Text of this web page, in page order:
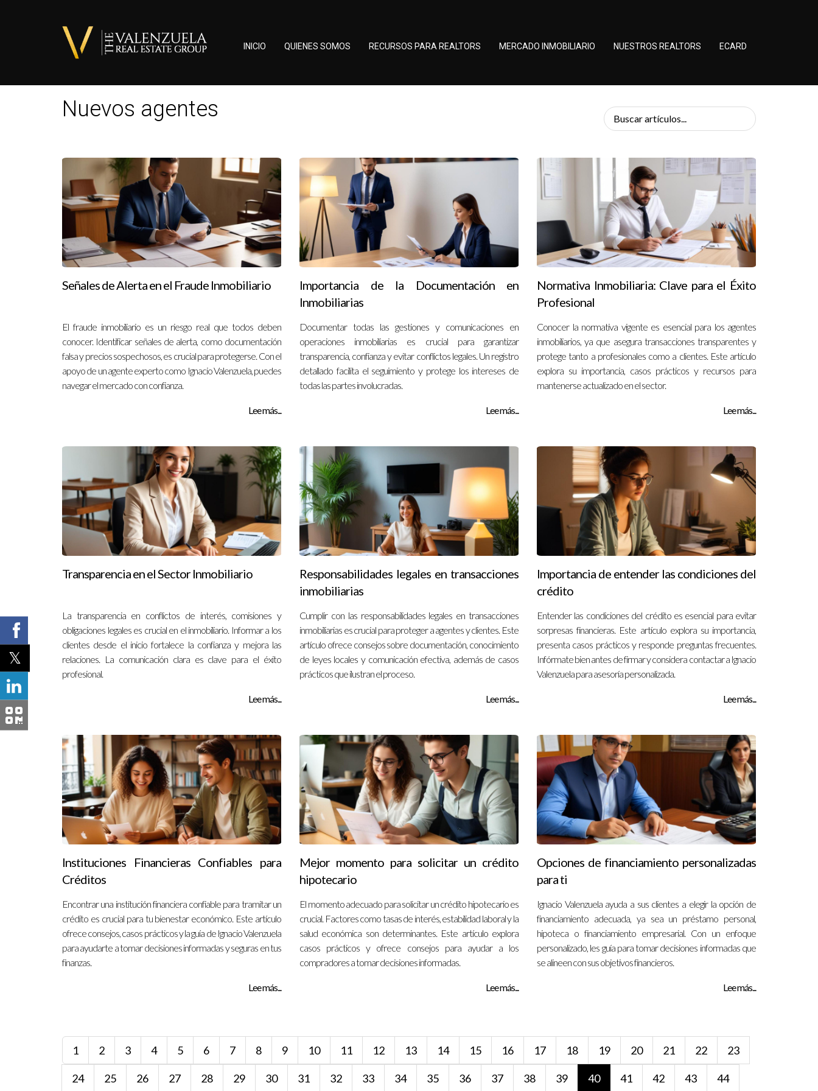
INICIO QUIENES SOMOS RECURSOS PARA REALTORS MERCADO INMOBILIARIO NUESTROS REALTORS ECARD
Nuevos agentes
Señales de Alerta en el Fraude Inmobiliario
El fraude inmobiliario es un riesgo real que todos deben
conocer. Identificar señales de alerta, como documentación
falsa y precios sospechosos, es crucial para protegerse. Con el
apoyo de un agente experto como Ignacio Valenzuela, puedes
navegar el mercado con confianza.
Lee más...
Importancia de la Documentación en
Inmobiliarias
Documentar todas las gestiones y comunicaciones en
operaciones inmobiliarias es crucial para garantizar
transparencia, confianza y evitar conflictos legales. Un registro
detallado facilita el seguimiento y protege los intereses de
todas las partes involucradas.
Lee más...
Normativa Inmobiliaria: Clave para el Éxito
Profesional
Conocer la normativa vigente es esencial para los agentes
inmobiliarios, ya que asegura transacciones transparentes y
protege tanto a profesionales como a clientes. Este artículo
explora su importancia, casos prácticos y recursos para
mantenerse actualizado en el sector.
Lee más...
Transparencia en el Sector Inmobiliario
La transparencia en conflictos de interés, comisiones y
obligaciones legales es crucial en el inmobiliario. Informar a los
clientes desde el inicio fortalece la confianza y mejora las
relaciones. La comunicación clara es clave para el éxito
profesional.
Lee más...
Responsabilidades legales en transacciones
inmobiliarias
Cumplir con las responsabilidades legales en transacciones
inmobiliarias es crucial para proteger a agentes y clientes. Este
artículo ofrece consejos sobre documentación, conocimiento
de leyes locales y comunicación efectiva, además de casos
prácticos que ilustran el proceso.
Lee más...
Importancia de entender las condiciones del
crédito
Entender las condiciones del crédito es esencial para evitar
sorpresas financieras. Este artículo explora su importancia,
presenta casos prácticos y responde preguntas frecuentes.
Infórmate bien antes de firmar y considera contactar a Ignacio
Valenzuela para asesoría personalizada.
Lee más...
Instituciones Financieras Confiables para
Créditos
Encontrar una institución financiera confiable para tramitar un
crédito es crucial para tu bienestar económico. Este artículo
ofrece consejos, casos prácticos y la guía de Ignacio Valenzuela
para ayudarte a tomar decisiones informadas y seguras en tus
finanzas.
Lee más...
Mejor momento para solicitar un crédito
hipotecario
El momento adecuado para solicitar un crédito hipotecario es
crucial. Factores como tasas de interés, estabilidad laboral y la
salud económica son determinantes. Este artículo explora
casos prácticos y ofrece consejos para ayudar a los
compradores a tomar decisiones informadas.
Lee más...
Opciones de financiamiento personalizadas
para ti
Ignacio Valenzuela ayuda a sus clientes a elegir la opción de
financiamiento adecuada, ya sea un préstamo personal,
hipoteca o financiamiento empresarial. Con un enfoque
personalizado, les guía para tomar decisiones informadas que
se alineen con sus objetivos financieros.
Lee más...
1 2 3 4 5 6 7 8 9 10 11 12 13 14 15 16 17 18 19 20 21 22 23
24 25 26 27 28 29 30 31 32 33 34 35 36 37 38 39 40 41 42 43 44